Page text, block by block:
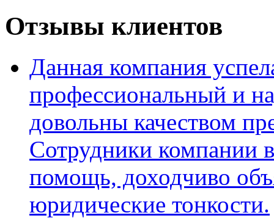
Отзывы клиентов
Данная компания
профессиональный и
довольны качеством
Сотрудники компании
помощь, доходчиво
юридические тонкости.